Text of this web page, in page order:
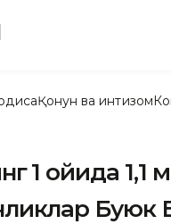
Қонун ва интизом
1 ойида 1,1
Буюк